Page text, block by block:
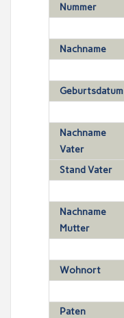
Nummer
Nachname
Geburtsdatum
Nachname
Vater
Stand Vater
Nachname
Mutter
Wohnort
Paten